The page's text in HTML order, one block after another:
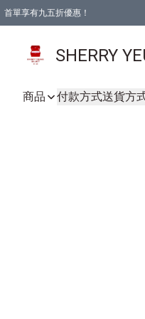
首單享有九五折優惠！
SHERRY
商品 付款方式送貨方